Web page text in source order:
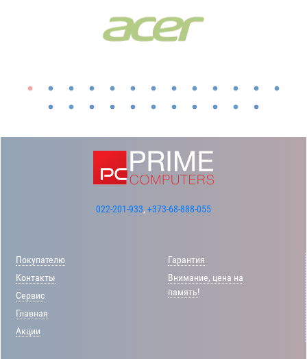
022-201-933, +373-68-888-055
Покупателю
Контакты
Сервис
Главная
Акции
Гарантия
Внимание, цена на
память!